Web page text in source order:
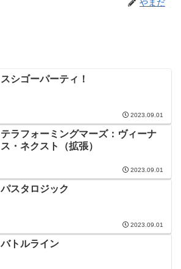
やまだ
スシゴーパーティ！
2023.09.01
テラフォーミングマーズ：ヴィーナ
ス・ネクスト（拡張）
2023.09.01
パスタロジック
2023.09.01
バトルライン